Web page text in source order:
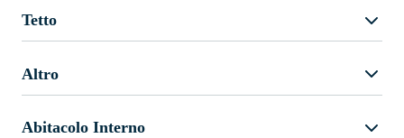
Tetto
Altro
Abitacolo Interno